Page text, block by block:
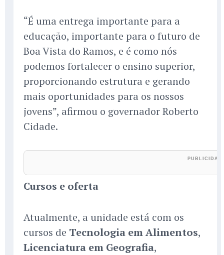
“É uma entrega importante para a
educação, importante para o futuro de
Boa Vista do Ramos, e é como nós
podemos fortalecer o ensino superior,
proporcionando estrutura e gerando
mais oportunidades para os nossos
jovens”, afirmou o governador Roberto
Cidade.
Cursos e oferta
Atualmente, a unidade está com os
cursos de Tecnologia em Alimentos,
Licenciatura em Geografia,